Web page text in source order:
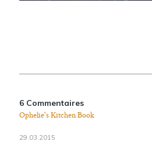
6 Commentaires
Ophelie's Kitchen Book
29.03.2015